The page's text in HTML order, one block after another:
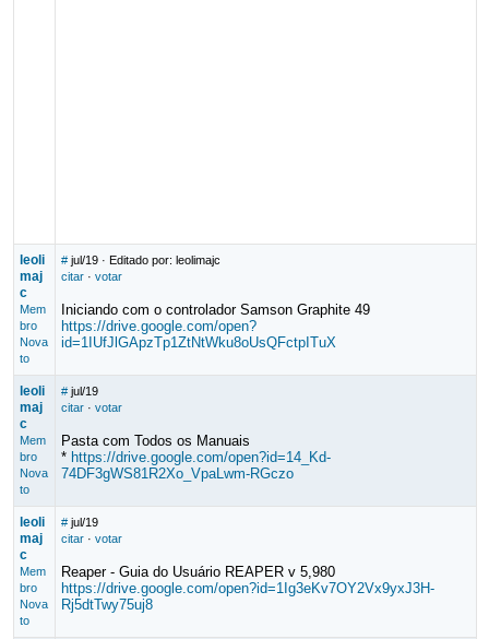
leoli
maj
c
Mem
bro
Nova
to
# jul/19· Editado por: leolimajc
citar· votar
Iniciando com o controlador Samson Graphite 49
https://drive.google.com/open?
id=1IUfJlGApzTp1ZtNtWku8oUsQFctpITuX
leoli
maj
c
Mem
bro
Nova
to
# jul/19
citar· votar
Pasta com Todos os Manuais
* https://drive.google.com/open?id=14_Kd-
74DF3gWS81R2Xo_VpaLwm-RGczo
leoli
maj
c
Mem
bro
Nova
to
# jul/19
citar· votar
Reaper - Guia do Usuário REAPER v 5,980
https://drive.google.com/open?id=1Ig3eKv7OY2Vx9yxJ3H-
Rj5dtTwy75uj8